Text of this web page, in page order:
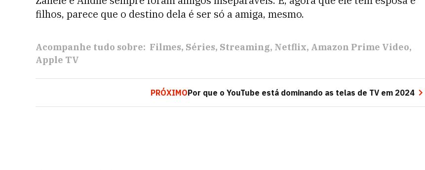
filhos, parece que o destino dela é ser só a amiga, mesmo.
Acompanhe tudo sobre: Filmes Séries Streaming Netflix Amazon Prime Video
Apple TV
PRÓXIMOPor que o YouTube está dominando as telas de TV em 2024